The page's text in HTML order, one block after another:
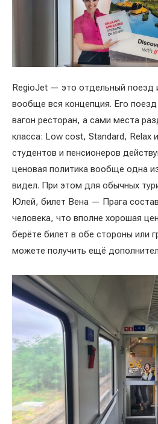
RegioJet — это отдельный поезд
вообще вся концепция. Его
вагон ресторан, а сами места
класса: Low cost, Standard, Relax
студентов и пенсионеров
ценовая политика вообще одна
видел. При этом для обычных
Юлей, билет Вена — Прага
человека, что вполне хорошая
берёте билет в обе стороны или
можете получить ещё